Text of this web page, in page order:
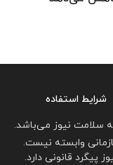
شرایط استفاده
سلامت نیوز می‌باشد.
وابسته نیست.
پیگرد قانونی دارد.